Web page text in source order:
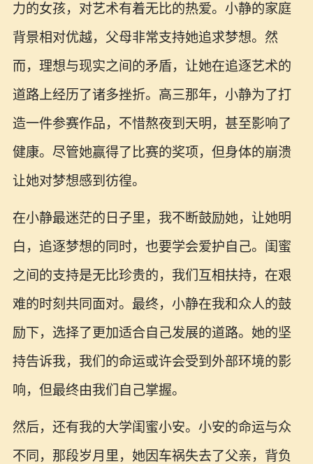
力的女孩，对艺术有着无比的热爱。小静的家庭
背景相对优越，父母非常支持她追求梦想。然
而，理想与现实之间的矛盾，让她在追逐艺术的
道路上经历了诸多挫折。高三那年，小静为了打
造一件参赛作品，不惜熬夜到天明，甚至影响了
健康。尽管她赢得了比赛的奖项，但身体的崩溃
让她对梦想感到彷徨。
在小静最迷茫的日子里，我不断鼓励她，让她明
白，追逐梦想的同时，也要学会爱护自己。闺蜜
之间的支持是无比珍贵的，我们互相扶持，在艰
难的时刻共同面对。最终，小静在我和众人的鼓
励下，选择了更加适合自己发展的道路。她的坚
持告诉我，我们的命运或许会受到外部环境的影
响，但最终由我们自己掌握。
然后，还有我的大学闺蜜小安。小安的命运与众
不同，那段岁月里，她因车祸失去了父亲，背负